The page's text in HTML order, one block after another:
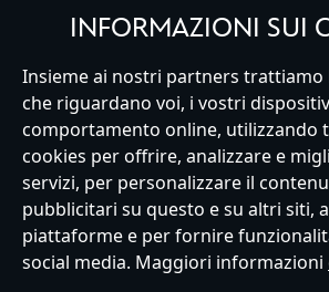
Italy
Servizio Clienti Termini d'Uso Trova
Normativa Europea sul trattamento dei dati
Informativa sulla privacy
Politica dei Cookie
Informativa sulla privacy UE
Termini e
Gestisci le impostazioni dei Cookies
s172
INFORMAZIONI SUI
Insieme ai nostri partners
che riguardano voi, i vostri
comportamento online, utilizzando
cookies per offrire, analizzare e
servizi, per personalizzare il
pubblicitari su questo e su altri siti,
piattaforme e per fornire
social media. Maggiori informazioni